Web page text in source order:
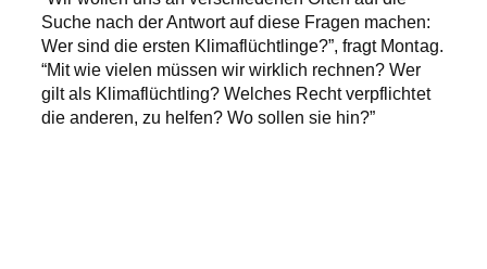
Suche nach der Antwort auf diese Fragen machen:
Wer sind die ersten Klimaflüchtlinge?”, fragt Montag.
“Mit wie vielen müssen wir wirklich rechnen? Wer
gilt als Klimaflüchtling? Welches Recht verpflichtet
die anderen, zu helfen? Wo sollen sie hin?”